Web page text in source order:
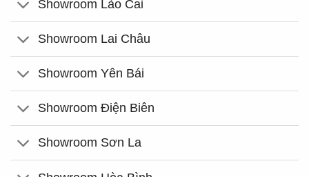
Showroom Lào Cai
Showroom Lai Châu
Showroom Yên Bái
Showroom Điện Biên
Showroom Sơn La